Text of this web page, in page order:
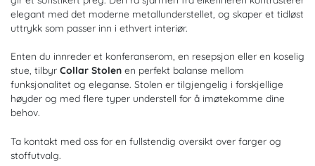
elegant med det moderne metallunderstellet, og skaper et tidløst
uttrykk som passer inn i ethvert interiør.
Enten du innreder et konferanserom, en resepsjon eller en koselig
stue, tilbyr Collar Stolen en perfekt balanse mellom
funksjonalitet og eleganse. Stolen er tilgjengelig i forskjellige
høyder og med flere typer understell for å imøtekomme dine
behov.
Ta kontakt med oss for en fullstendig oversikt over farger og
stoffutvalg.